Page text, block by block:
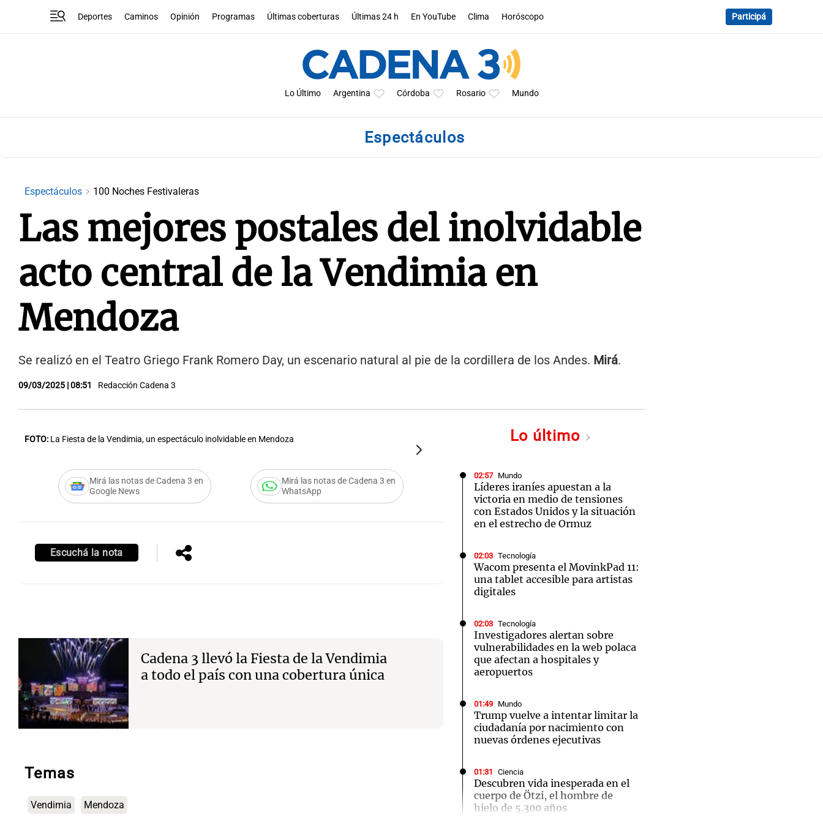
Deportes Caminos Opinión Programas Últimas coberturas Últimas 24 h En YouTube Clima Horóscopo Participá
Lo Último Argentina Córdoba Rosario Mundo
Espectáculos
Espectáculos 100 Noches Festivaleras
Las mejores postales del inolvidable
acto central de la Vendimia en
Mendoza
Se realizó en el Teatro Griego Frank Romero Day, un escenario natural al pie de la cordillera de los Andes. Mirá.
09/03/2025 | 08:51 Redacción Cadena 3
FOTO: La Fiesta de la Vendimia, un espectáculo inolvidable en Mendoza La Fiesta de la Vendimia, un espectáculo inolvidable en Mendoza
Mirá las notas de Cadena 3 en
Google News
Mirá las notas de Cadena 3 en
WhatsApp
Escuchá la nota
Cadena 3 llevó la Fiesta de la Vendimia
a todo el país con una cobertura única
Temas
Vendimia Mendoza
Lo último
02:57 Mundo
Líderes iraníes apuestan a la
victoria en medio de tensiones
con Estados Unidos y la situación
en el estrecho de Ormuz
02:03 Tecnología
Wacom presenta el MovinkPad 11:
una tablet accesible para artistas
digitales
02:03 Tecnología
Investigadores alertan sobre
vulnerabilidades en la web polaca
que afectan a hospitales y
aeropuertos
01:49 Mundo
Trump vuelve a intentar limitar la
ciudadanía por nacimiento con
nuevas órdenes ejecutivas
01:31 Ciencia
Descubren vida inesperada en el
cuerpo de Ötzi, el hombre de
hielo de 5.300 años
Audio.El
Ensamble
Mundial 2026 La Sole en Cadena 3 El huracán de Arequito
Notas
Cadena 3 en Groenlandia